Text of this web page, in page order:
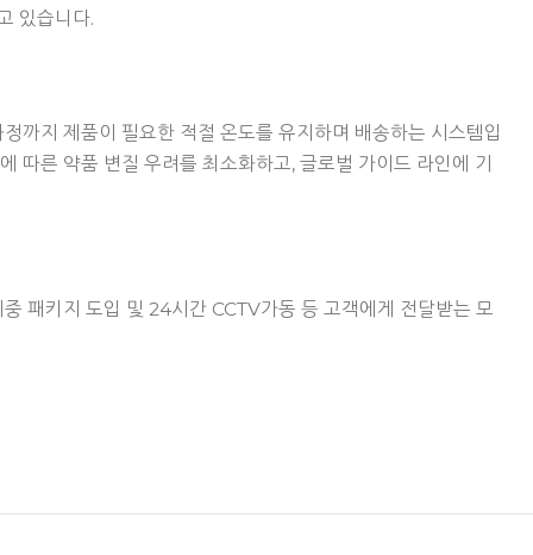
있습니다.
까지 제품이 필요한 적절 온도를 유지하며 배송하는 시스템입
따른 약품 변질 우려를 최소화하고, 글로벌 가이드 라인에 기
패키지 도입 및 24시간 CCTV가동 등 고객에게 전달받는 모